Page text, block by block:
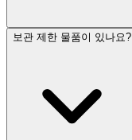
보관 제한 물품이 있나요?